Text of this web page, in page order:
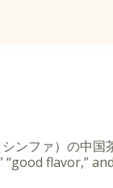
ンファ）の中国
flavor,”